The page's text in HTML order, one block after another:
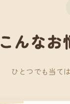
んなお
ひとつでも当て